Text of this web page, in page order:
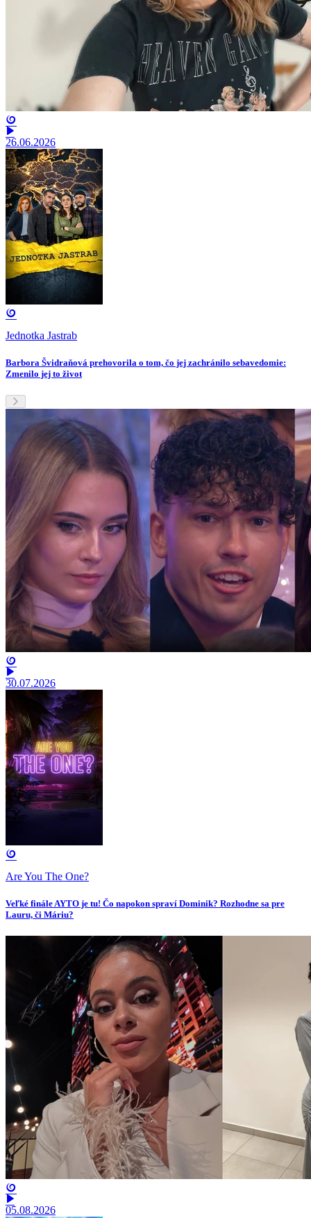
26.06.2026
Jednotka Jastrab
Barbora Švidraňová prehovorila o tom, čo jej zachránilo sebavedomie:
Zmenilo jej to život
30.07.2026
Are You The One?
Veľké finále AYTO je tu! Čo napokon spraví Dominik? Rozhodne sa pre
Lauru, či Máriu?
05.08.2026